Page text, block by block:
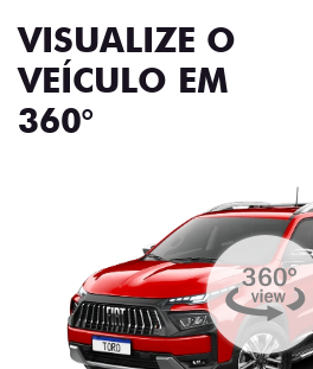
VISUALIZE O
VEÍCULO EM
360°